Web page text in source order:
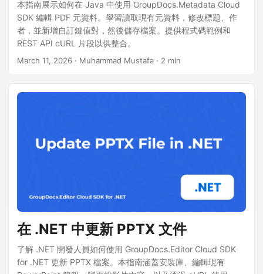
本指南展示如何在 Java 中使用 GroupDocs.Metadata Cloud
SDK 編輯 PDF 元資料。學習讀取現有元資料，修改標題、作
者，並新增自訂鍵值對，然後儲存檔案。提供程式碼範例和
REST API cURL 片段以供整合。
March 11, 2026 · Muhammad Mustafa · 2 min
在 .NET 中更新 PPTX 文件
了解 .NET 開發人員如何使用 GroupDocs.Editor Cloud SDK
for .NET 更新 PPTX 檔案。本指南涵蓋安裝庫、編輯現有